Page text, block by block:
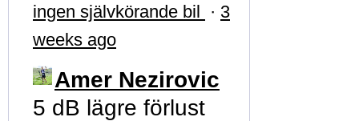
ingen självkörande bil · 3
weeks ago
Amer Nezirovic
5 dB lägre förlust